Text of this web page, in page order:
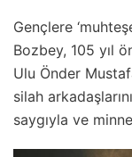
Gençlere
Bozbey, 105 yıl
Ulu Önder
silah
saygıyla ve